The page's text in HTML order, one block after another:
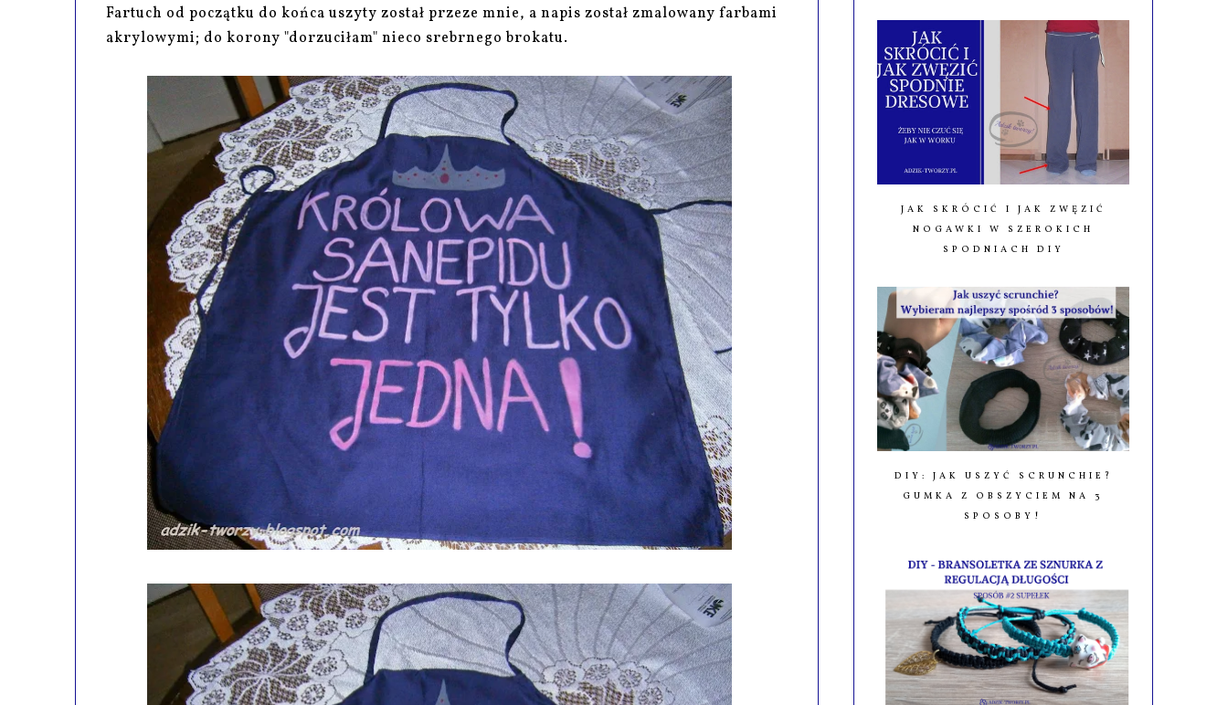
Fartuch od początku do końca uszyty został przeze mnie, a napis został zmalowany farbami
akrylowymi; do korony "dorzuciłam" nieco srebrnego brokatu.
JAK SKRÓCIĆ I JAK ZWĘZIĆ
NOGAWKI W SZEROKICH
SPODNIACH DIY
DIY: JAK USZYĆ SCRUNCHIE?
GUMKA Z OBSZYCIEM NA 3
SPOSOBY!